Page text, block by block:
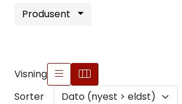
Produsent
Visning
Sorter